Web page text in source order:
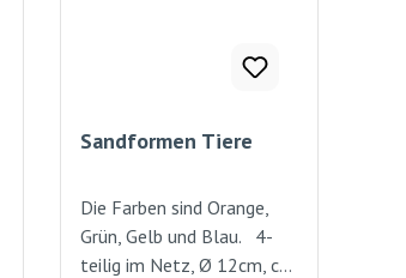
Sandformen Tiere
Die Farben sind Orange,
Grün, Gelb und Blau. 4-
teilig im Netz, Ø 12cm, ca.